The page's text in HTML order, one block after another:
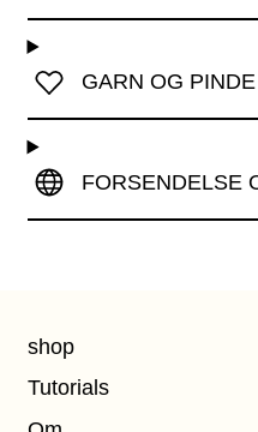
GARN OG PINDE
FORSENDELSE
shop
Tutorials